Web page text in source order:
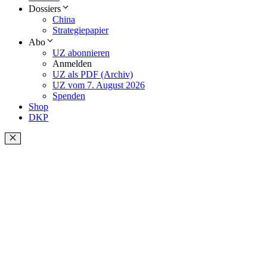
Dossiers
China
Strategiepapier
Abo
UZ abonnieren
Anmelden
UZ als PDF (Archiv)
UZ vom 7. August 2026
Spenden
Shop
DKP
Schließen